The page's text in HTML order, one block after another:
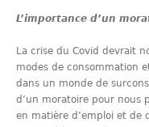
L’importance d’un
La crise du Covid devrait
modes de consommation
dans un monde de
d’un moratoire pour nous
en matière d’emploi et de